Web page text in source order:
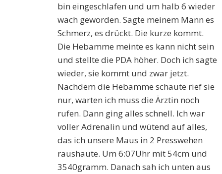
bin eingeschlafen und um halb 6 wieder
wach geworden. Sagte meinem Mann es
Schmerz, es drückt. Die kurze kommt.
Die Hebamme meinte es kann nicht sein
und stellte die PDA höher. Doch ich sagte
wieder, sie kommt und zwar jetzt.
Nachdem die Hebamme schaute rief sie
nur, warten ich muss die Ärztin noch
rufen. Dann ging alles schnell. Ich war
voller Adrenalin und wütend auf alles,
das ich unsere Maus in 2 Presswehen
raushaute. Um 6:07Uhr mit 54cm und
3540gramm. Danach sah ich unten aus